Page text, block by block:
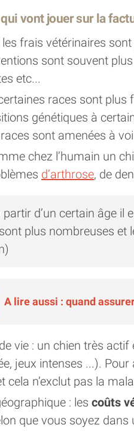
vont jouer sur la
les frais vétérinaires
sont souvent
etc...
races sont plus
génétiques à
sont amenées à
chez l’humain un
d’arthrose, de
partir d’un certain âge il
plus nombreuses et
A lire aussi : quand
vie : un chien très
jeux intenses ...).
cela n’exclut pas la
: les coûts
que vous soyez